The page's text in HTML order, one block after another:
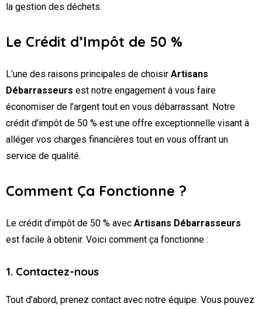
la gestion des déchets.
Le Crédit d’Impôt de 50 %
L’une des raisons principales de choisir Artisans
Débarrasseurs est notre engagement à vous faire
économiser de l’argent tout en vous débarrassant. Notre
crédit d’impôt de 50 % est une offre exceptionnelle visant à
alléger vos charges financières tout en vous offrant un
service de qualité.
Comment Ça Fonctionne ?
Le crédit d’impôt de 50 % avec Artisans Débarrasseurs
est facile à obtenir. Voici comment ça fonctionne :
1. Contactez-nous
Tout d’abord, prenez contact avec notre équipe. Vous pouvez